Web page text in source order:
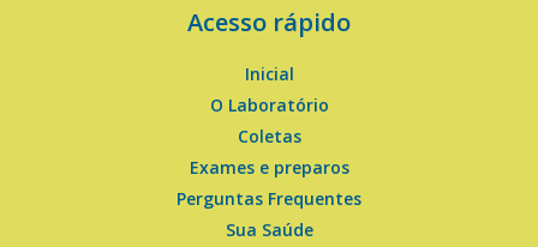
Acesso rápido
Inicial
O Laboratório
Coletas
Exames e preparos
Perguntas Frequentes
Sua Saúde